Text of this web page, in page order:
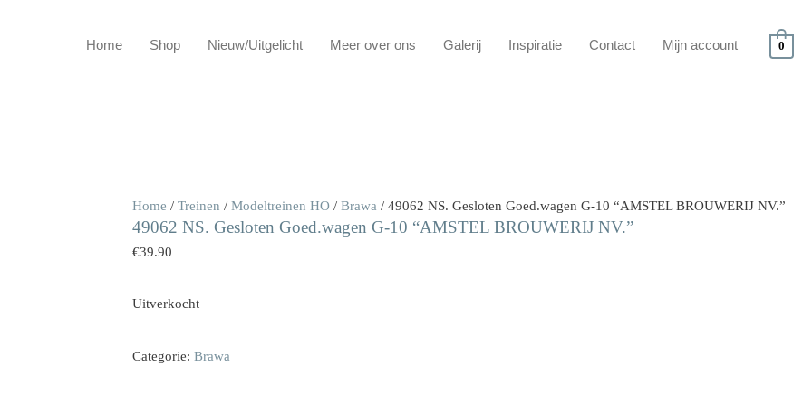
Home Shop Nieuw/Uitgelicht Meer over ons Galerij Inspiratie Contact Mijn account 0
Home / Treinen / Modeltreinen HO/ Brawa / 49062 NS. Gesloten Goed.wagen G-10 “AMSTEL BROUWERIJ NV.”
49062 NS. Gesloten Goed.wagen G-10 “AMSTEL BROUWERIJ NV.”
€39.90
Uitverkocht
Categorie: Brawa